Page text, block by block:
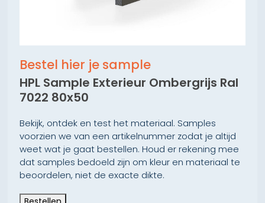
Bestel hier je sample
HPL Sample Exterieur Ombergrijs Ral
7022 80x50
Bekijk, ontdek en test het materiaal. Samples
voorzien we van een artikelnummer zodat je altijd
weet wat je gaat bestellen. Houd er rekening mee
dat samples bedoeld zijn om kleur en materiaal te
beoordelen, niet de exacte dikte.